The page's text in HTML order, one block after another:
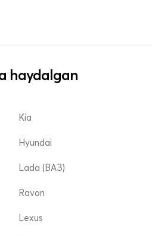
haydalgan
Kia
Hyundai
Lada (ВАЗ)
Ravon
Lexus